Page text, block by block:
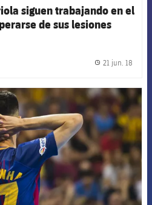
siguen trabajando en el
de sus lesiones
21 jun. 18
FCB Barcelona badge